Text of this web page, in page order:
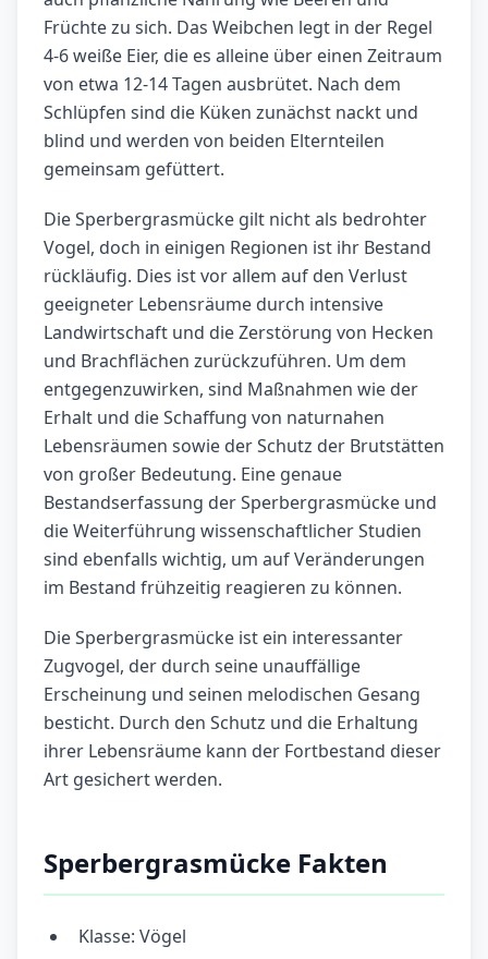
Früchte zu sich. Das Weibchen legt in der Regel
4-6 weiße Eier, die es alleine über einen Zeitraum
von etwa 12-14 Tagen ausbrütet. Nach dem
Schlüpfen sind die Küken zunächst nackt und
blind und werden von beiden Elternteilen
gemeinsam gefüttert.
Die Sperbergrasmücke gilt nicht als bedrohter
Vogel, doch in einigen Regionen ist ihr Bestand
rückläufig. Dies ist vor allem auf den Verlust
geeigneter Lebensräume durch intensive
Landwirtschaft und die Zerstörung von Hecken
und Brachflächen zurückzuführen. Um dem
entgegenzuwirken, sind Maßnahmen wie der
Erhalt und die Schaffung von naturnahen
Lebensräumen sowie der Schutz der Brutstätten
von großer Bedeutung. Eine genaue
Bestandserfassung der Sperbergrasmücke und
die Weiterführung wissenschaftlicher Studien
sind ebenfalls wichtig, um auf Veränderungen
im Bestand frühzeitig reagieren zu können.
Die Sperbergrasmücke ist ein interessanter
Zugvogel, der durch seine unauffällige
Erscheinung und seinen melodischen Gesang
besticht. Durch den Schutz und die Erhaltung
ihrer Lebensräume kann der Fortbestand dieser
Art gesichert werden.
Sperbergrasmücke Fakten
Klasse: Vögel